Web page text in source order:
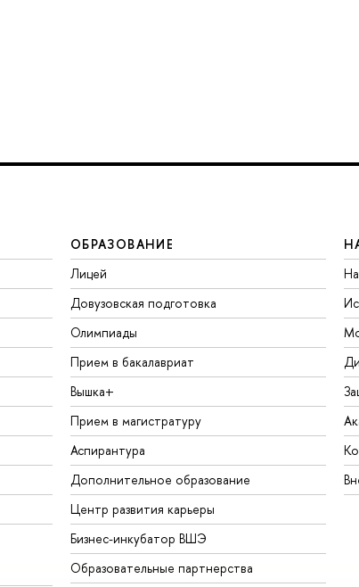
ОБРАЗОВАНИЕ
Лицей
Довузовская подготовка
Олимпиады
Прием в бакалавриат
Вышка+
Прием в магистратуру
Аспирантура
Дополнительное образование
Центр развития карьеры
Бизнес-инкубатор ВШЭ
Образовательные партнерства